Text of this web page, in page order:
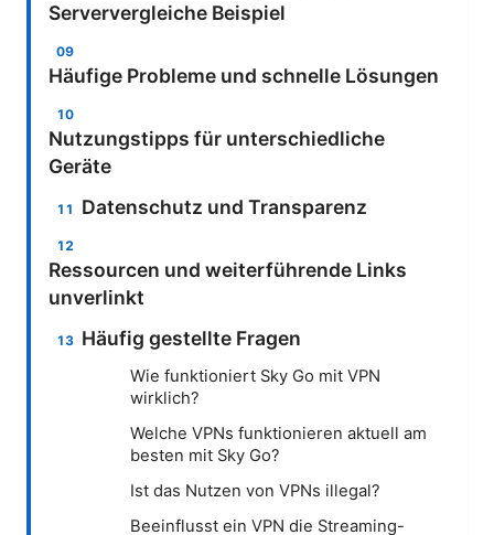
Serververgleiche Beispiel
Häufige Probleme und schnelle Lösungen
Nutzungstipps für unterschiedliche
Geräte
Datenschutz und Transparenz
Ressourcen und weiterführende Links
unverlinkt
Häufig gestellte Fragen
Wie funktioniert Sky Go mit VPN
wirklich?
Welche VPNs funktionieren aktuell am
besten mit Sky Go?
Ist das Nutzen von VPNs illegal?
Beeinflusst ein VPN die Streaming-